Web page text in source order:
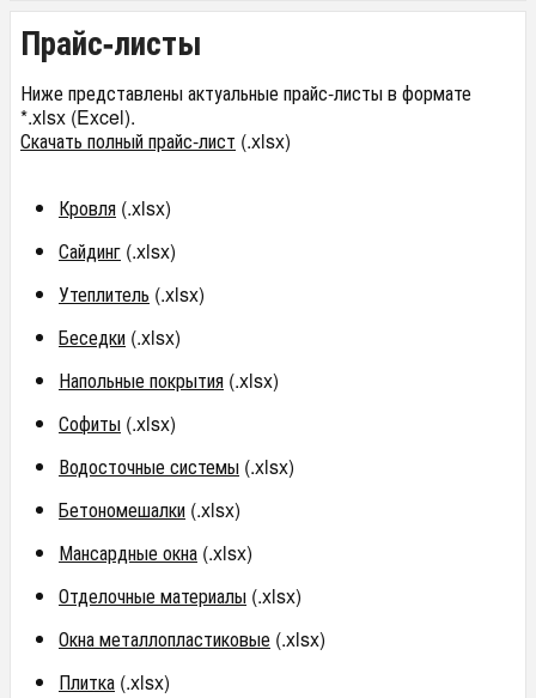
Прайс-листы
Ниже представлены актуальные прайс-листы в формате
*.xlsx (Excel).
Скачать полный прайс-лист (.xlsx)
Кровля (.xlsx)
Сайдинг (.xlsx)
Утеплитель (.xlsx)
Беседки (.xlsx)
Напольные покрытия (.xlsx)
Софиты (.xlsx)
Водосточные системы (.xlsx)
Бетономешалки (.xlsx)
Мансардные окна (.xlsx)
Отделочные материалы (.xlsx)
Окна металлопластиковые (.xlsx)
Плитка (.xlsx)